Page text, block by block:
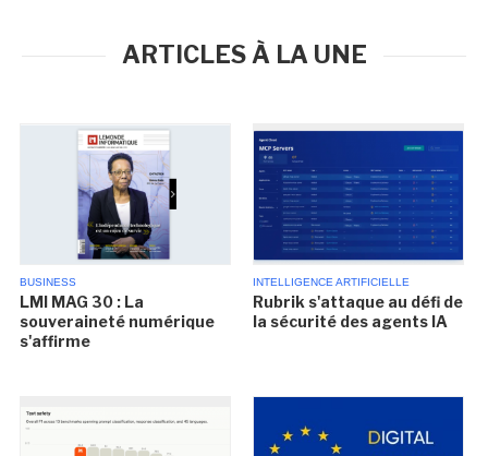
ARTICLES À LA UNE
BUSINESS
LMI MAG 30 : La
souveraineté numérique
s'affirme
INTELLIGENCE ARTIFICIELLE
Rubrik s'attaque au défi de
la sécurité des agents IA